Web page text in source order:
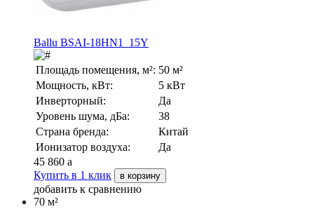
Ballu BSAI-18HN1_15Y
Площадь помещения, м²: 50 м²
Мощность, кВт:
5 кВт
Инверторный:
Да
Уровень шума, дБа:
38
Страна бренда:
Китай
Ионизатор воздуха:
Да
45 860 a
Купить в 1 клик
в корзину
добавить к сравнению
70 м²